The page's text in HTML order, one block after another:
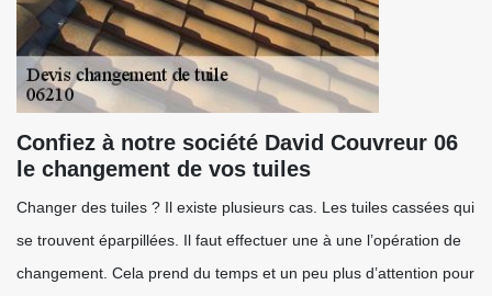
Confiez à notre société David Couvreur 06
le changement de vos tuiles
Changer des tuiles ? Il existe plusieurs cas. Les tuiles cassées qui
se trouvent éparpillées. Il faut effectuer une à une l’opération de
changement. Cela prend du temps et un peu plus d’attention pour